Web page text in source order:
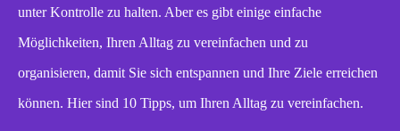
unter Kontrolle zu halten. Aber es gibt einige einfache
Möglichkeiten, Ihren Alltag zu vereinfachen und zu
organisieren, damit Sie sich entspannen und Ihre Ziele erreichen
können. Hier sind 10 Tipps, um Ihren Alltag zu vereinfachen.